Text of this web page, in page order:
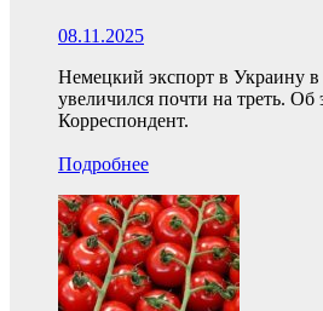
08.11.2025
Немецкий экспорт в Украину
увеличился почти на треть. Об
Корреспондент.
Подробнее